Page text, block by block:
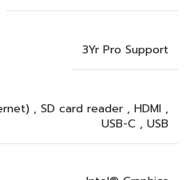
3Yr Pro Support
, SD card reader , HDMI ,
USB-C , USB